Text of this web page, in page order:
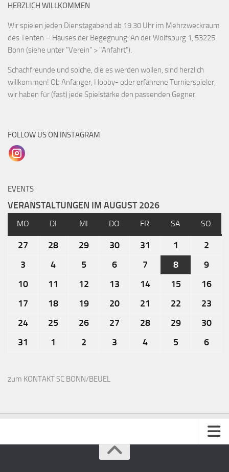
HERZLICH WILLKOMMEN
Wir spielen jeden Dienstagabend ab 19.30 Uhr im Mehrzweckraum
des Tenten – Hauses der Begegnung: An der Wolfsburg 1, 53225
Bonn (siehe unter "Verein" > "Anfahrt").
Schachfreunde und solche, die es werden wollen, sind herzlich
willkommen! Ob Anfänger, Hobby- oder erfahrene Turnierspieler,
wir haben für (fast) jede Spielstärke den passenden Gegner.
FOLLOW US ON INSTAGRAM
EVENTS
VERANSTALTUNGEN IM AUGUST 2026
MO DI MI DO FR SA SO
27 28 29 30 31 1
2
3
4 5 6 7 8
9
10
11 12 13 14 15
16
17
18 19 20 21 22
23
24
25 26 27 28 29
30
31
1 2 3 4 5 6
zum KONTAKT SC BONN/BEUEL